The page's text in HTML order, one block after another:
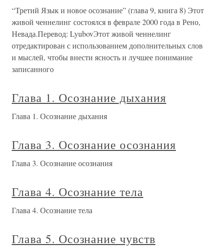
“Третий Язык и новое осознание” (глава 9, книга 8) Этот
живой ченнелинг состоялся в феврале 2000 года в Рено,
Невада.Перевод: LyubovЭтот живой ченнелинг
отредактирован с использованием дополнительных слов
и мыслей, чтобы внести ясность и лучшее понимание
записанного
Глава 1. Осознание дыхания
Глава 1. Осознание дыхания
Глава 3. Осознание осознания
Глава 3. Осознание осознания
Глава 4. Осознание тела
Глава 4. Осознание тела
Глава 5. Осознание чувств